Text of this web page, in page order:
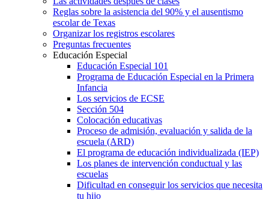
Reglas sobre la asistencia del 90% y el ausentismo
escolar de Texas
Organizar los registros escolares
Preguntas frecuentes
Educación Especial
Educación Especial 101
Programa de Educación Especial en la Primera
Infancia
Los servicios de ECSE
Sección 504
Colocación educativas
Proceso de admisión, evaluación y salida de la
escuela (ARD)
El programa de educación individualizada (IEP)
Los planes de intervención conductual y las
escuelas
Dificultad en conseguir los servicios que necesita
tu hijo